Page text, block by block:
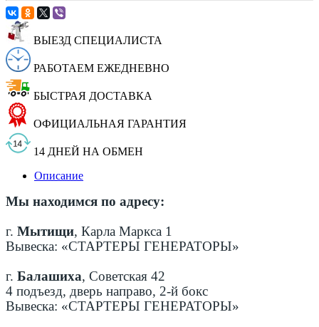
ВЫЕЗД СПЕЦИАЛИСТА
РАБОТАЕМ ЕЖЕДНЕВНО
БЫСТРАЯ ДОСТАВКА
ОФИЦИАЛЬНАЯ ГАРАНТИЯ
14 ДНЕЙ НА ОБМЕН
Описание
Мы находимся по адресу:
г. Мытищи, Карла Маркса 1
Вывеска: «СТАРТЕРЫ ГЕНЕРАТОРЫ»
г. Балашиха, Советская 42
4 подъезд, дверь направо, 2-й бокс
Вывеска: «СТАРТЕРЫ ГЕНЕРАТОРЫ»